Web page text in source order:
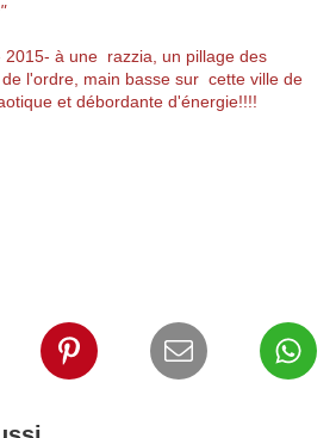
2015- à une razzia, un pillage des
l'ordre, main basse sur cette ville de
et débordante d'énergie!!!!